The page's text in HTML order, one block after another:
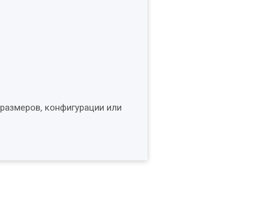
конфигурации или